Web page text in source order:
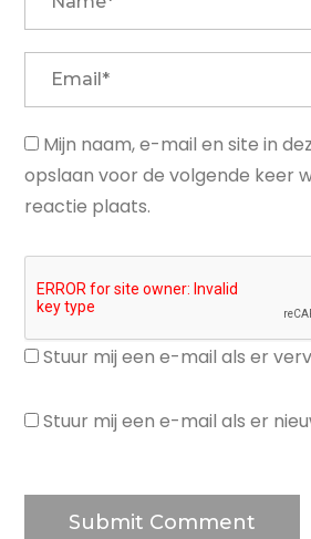
Mijn naam, e-mail en site in
opslaan voor de volgende keer
reactie plaats.
Stuur mij een e-mail als er
Stuur mij een e-mail als er